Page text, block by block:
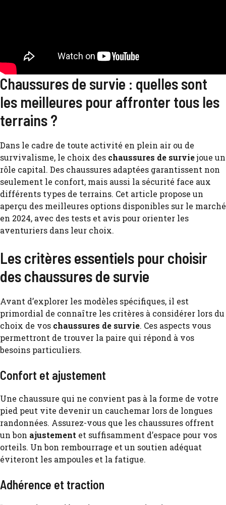
Chaussures de survie : quelles sont
les meilleures pour affronter tous les
terrains ?
Dans le cadre de toute activité en plein air ou de
survivalisme, le choix des chaussures de surviejoue un
rôle capital. Des chaussures adaptées garantissent non
seulement le confort, mais aussi la sécurité face aux
différents types de terrains. Cet article propose un
aperçu des meilleures options disponibles sur le marché
en 2024, avec des tests et avis pour orienter les
aventuriers dans leur choix.
Les critères essentiels pour choisir
des chaussures de survie
Avant d’explorer les modèles spécifiques, il est
primordial de connaître les critères à considérer lors du
choix de vos chaussures de survie. Ces aspects vous
permettront de trouver la paire qui répond à vos
besoins particuliers.
Confort et ajustement
Une chaussure qui ne convient pas à la forme de votre
pied peut vite devenir un cauchemar lors de longues
randonnées. Assurez-vous que les chaussures offrent
un bon ajustement et suffisamment d’espace pour vos
orteils. Un bon rembourrage et un soutien adéquat
éviteront les ampoules et la fatigue.
Adhérence et traction